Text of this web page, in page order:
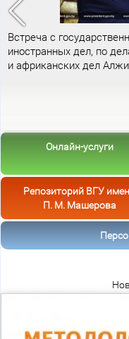
Встреча с
иностранных дел, по
и африканских дел
Онлайн-услуги
Репозиторий ВГУ
П. М. Машерова